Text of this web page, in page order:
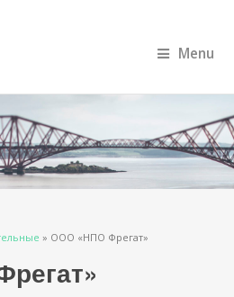
Menu
» ООО «НПО Фрегат»